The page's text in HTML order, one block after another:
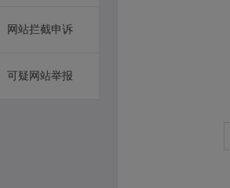
网站拦截申诉
可疑网站举报